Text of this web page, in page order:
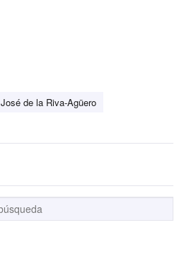
José de la Riva-Agüero